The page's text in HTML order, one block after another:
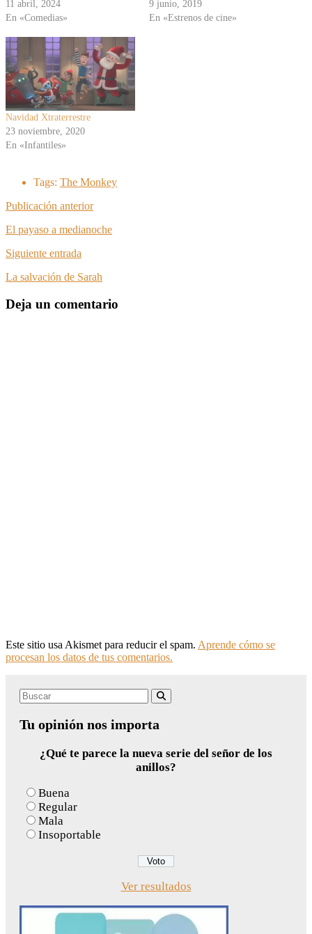
11 abril, 2024
En «Comedias»
9 junio, 2019
En «Estrenos de cine»
Navidad Xtraterrestre
23 noviembre, 2020
En «Infantiles»
Tags: The Monkey
Publicación anterior
El payaso a medianoche
Siguiente entrada
La salvación de Sarah
Deja un comentario
Este sitio usa Akismet para reducir el spam. Aprende cómo se
procesan los datos de tus comentarios.
Search
Tu opinión nos importa
¿Qué te parece la nueva serie del señor de los
anillos?
Buena
Regular
Mala
Insoportable
Ver resultados